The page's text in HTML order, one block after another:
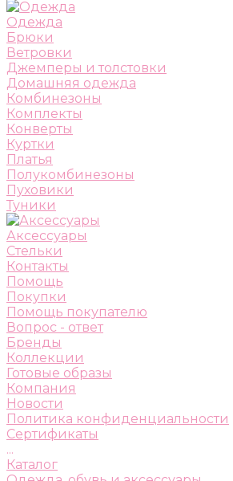
Одежда
Брюки
Ветровки
Джемперы и толстовки
Домашняя одежда
Комбинезоны
Комплекты
Конверты
Куртки
Платья
Полукомбинезоны
Пуховики
Туники
Аксессуары
Стельки
Контакты
Помощь
Покупки
Помощь покупателю
Вопрос - ответ
Бренды
Коллекции
Готовые образы
Компания
Новости
Политика конфиденциальности
Сертификаты
...
Каталог